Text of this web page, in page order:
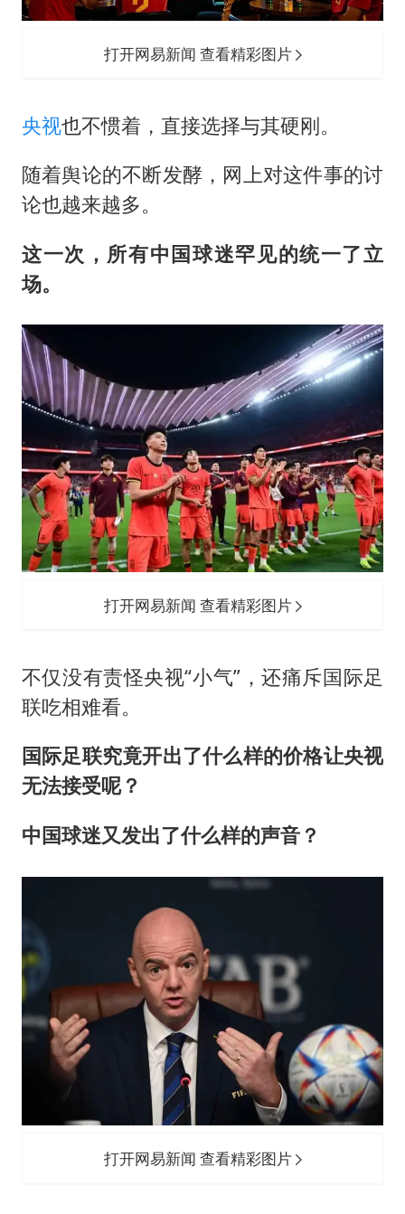
打开网易新闻 查看精彩图片
央视也不惯着，直接选择与其硬刚。
随着舆论的不断发酵，网上对这件事的讨
论也越来越多。
这一次，所有中国球迷罕见的统一了立
场。
打开网易新闻 查看精彩图片
不仅没有责怪央视“小气”，还痛斥国际足
联吃相难看。
国际足联究竟开出了什么样的价格让央视
无法接受呢？
中国球迷又发出了什么样的声音？
打开网易新闻 查看精彩图片